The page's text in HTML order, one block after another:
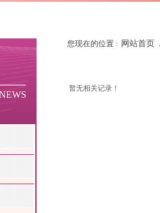
您现在的位置 : 网站首页
暂无相关记录！